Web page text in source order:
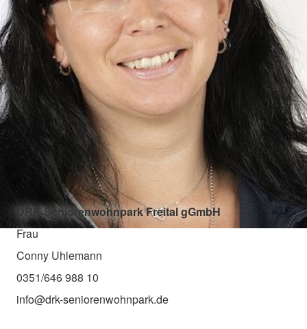
DRK Seniorenwohnpark Freital gGmbH
Frau
Conny Uhlemann
0351/646 988 10
info@drk-seniorenwohnpark.de